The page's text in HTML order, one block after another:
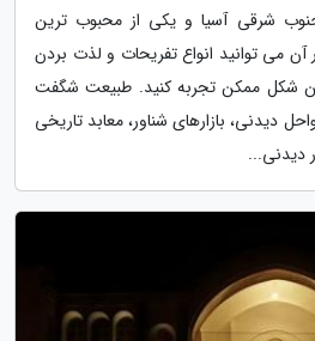
شرقی آسیا و یکی از محبوب ترین
می توانید انواع تفریحات و لذت بردن
شکل ممکن تجربه کنید. طبیعت شگفت
دیدنی، بازارهای شناور، معابد تاریخی
دیدنی...